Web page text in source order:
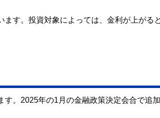
す。投資対象によっては、金利が上がる
。2025年の1月の金融政策決定会合で追